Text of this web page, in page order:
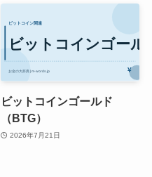
ビットコインゴールド
（BTG）
2026年7月21日